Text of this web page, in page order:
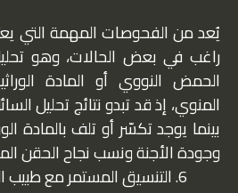
يُعد من الفحوصات المهمة التي
راغب في بعض الحالات، وهو
الحمض النووي أو المادة
المنوي، إذ قد تبدو نتائج تحليل
بينما يوجد تكسّر أو تلف بالمادة
وجودة الأجنة ونسب نجاح الحقن
التنسيق المستمر مع طبيب